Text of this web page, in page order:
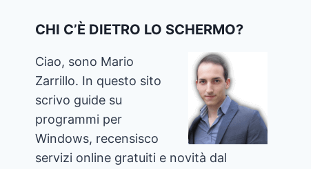
CHI C’È DIETRO LO SCHERMO?
Ciao, sono Mario
Zarrillo. In questo sito
scrivo guide su
programmi per
Windows, recensisco
servizi online gratuiti e novità dal